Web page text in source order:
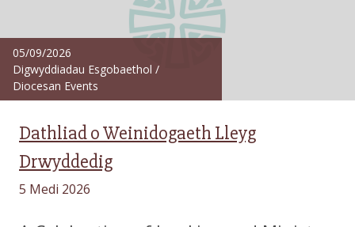
05/09/2026
Digwyddiadau Esgobaethol /
Diocesan Events
Dathliad o Weinidogaeth Lleyg
Drwyddedig
5 Medi 2026